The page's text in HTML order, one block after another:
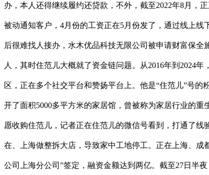
办，本人还得继续履约还贷款，不外，截至2022年8月，
被动通知客户，4月份的工资正在5月份发了，通过线上
后很难找人接办，水木优品科技无限公司被申请财富保
人，其时住范儿大概就了资金链问题。从2016年到2024
区，正在多个社交平台和赞扬平台上。他是“住范儿”号
开了面积5000多平方米的家居馆，曾被称为家居行业的
愿收购住范儿，记者正在住范儿的微信号看到，打通了
在、上海做整拆大店，导致家中工地停工。正在上海、
公司上海分公司”签定，融资金额达到两亿。截至27日半